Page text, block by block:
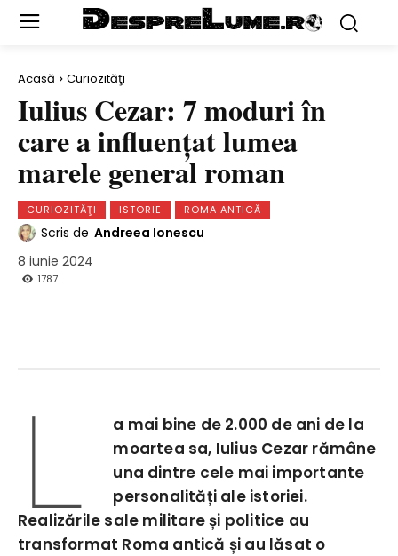
Acasă Curiozităţi
Iulius Cezar: 7 moduri în
care a influențat lumea
marele general roman
CURIOZITĂŢI ISTORIE ROMA ANTICĂ
Scris de Andreea Ionescu
8 iunie 2024
1787
L
a mai bine de 2.000 de ani de la
moartea sa, Iulius Cezar rămâne
una dintre cele mai importante
personalități ale istoriei.
Realizările sale militare și politice au
transformat Roma antică și au lăsat o